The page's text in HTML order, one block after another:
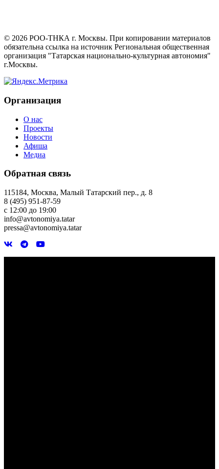
© 2026 РОО-ТНКА г. Москвы. При копировании материалов
обязательна ссылка на источник Региональная общественная
организация "Татарская национально-культурная автономия"
г.Москвы.
Организация
О нас
Проекты
Новости
Афиша
Медиа
Обратная связь
115184, Москва, Малый Татарский пер., д. 8
8 (495) 951-87-59
с 12:00 до 19:00
info@avtonomiya.tatar
pressa@avtonomiya.tatar